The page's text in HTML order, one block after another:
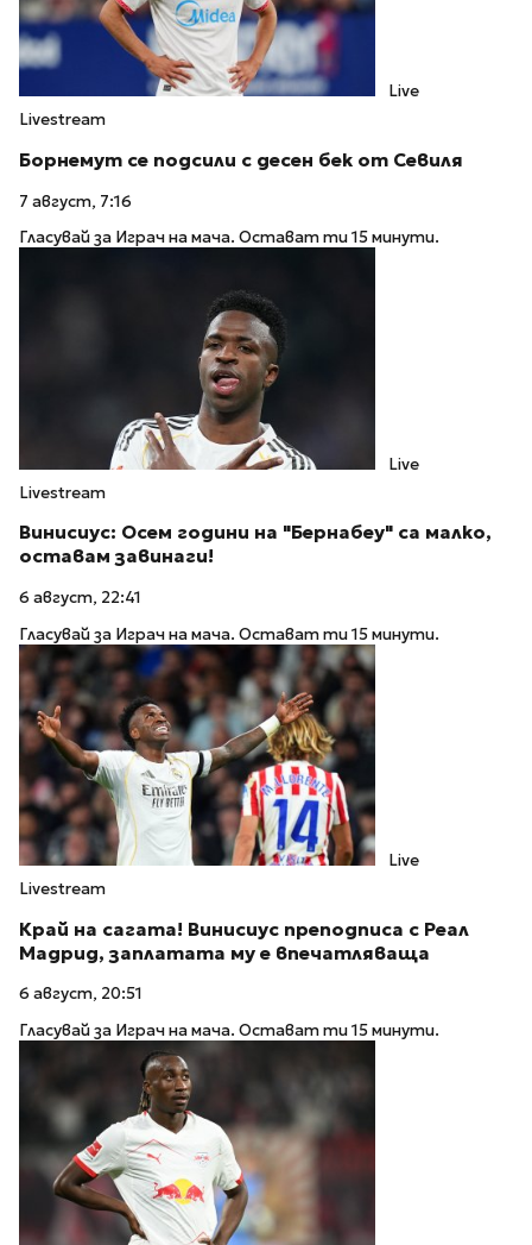
Live
Livestream
Борнемут се подсили с десен бек от Севиля
7 август, 7:16
Гласувай за Играч на мача. Остават ти 15 минути.
Live
Livestream
Винисиус: Осем години на "Бернабеу" са малко,
оставам завинаги!
6 август, 22:41
Гласувай за Играч на мача. Остават ти 15 минути.
Live
Livestream
Край на сагата! Винисиус преподписа с Реал
Мадрид, заплатата му е впечатляваща
6 август, 20:51
Гласувай за Играч на мача. Остават ти 15 минути.